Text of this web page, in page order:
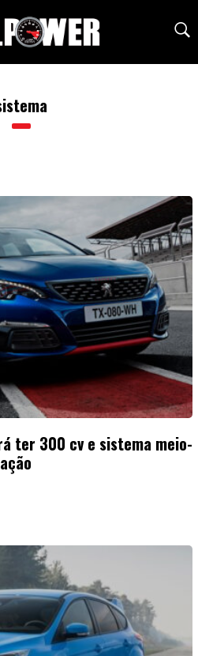
ter 300 cv e sistema meio-